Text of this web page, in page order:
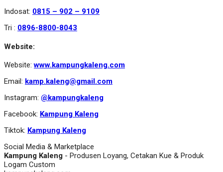
Indosat: 0815 – 902 – 9109
Tri : 0896-8800-8043
Website:
Website:www.kampungkaleng.com
Email: kamp.kaleng@gmail.com
Instagram: @kampungkaleng
Facebook: Kampung Kaleng
Tiktok: Kampung Kaleng
Social Media & Marketplace
Kampung Kaleng - Produsen Loyang, Cetakan Kue & Produk
Logam Custom